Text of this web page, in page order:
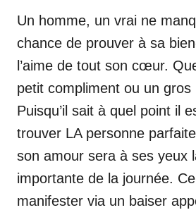
Un homme, un vrai ne
chance de prouver à sa
l’aime de tout son cœur.
petit compliment ou un gros
Puisqu’il sait à quel point il
trouver LA personne
son amour sera à ses yeux
importante de la journée.
manifester via un baiser